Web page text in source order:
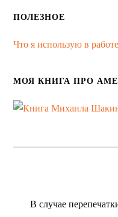
ПОЛЕЗНОЕ
Что я использую в работе
МОЯ КНИГА ПРО
В случае